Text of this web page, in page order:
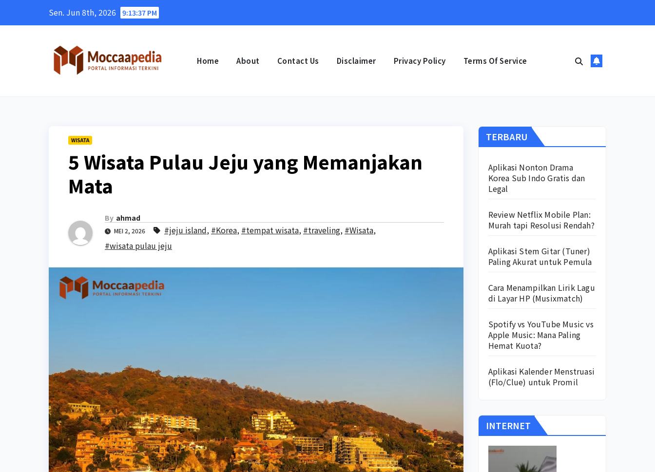
Sen. Jun 8th, 2026 9:13:38 PM
Home About Contact Us Disclaimer Privacy Policy Terms Of Service
WISATA
5 Wisata Pulau Jeju yang Memanjakan
Mata
By ahmad
MEI 2, 2026 #jeju island, #Korea, #tempat wisata, #traveling, #Wisata,
#wisata pulau jeju
TERBARU
Aplikasi Nonton Drama
Korea Sub Indo Gratis dan
Legal
Review Netflix Mobile Plan:
Murah tapi Resolusi Rendah?
Aplikasi Stem Gitar (Tuner)
Paling Akurat untuk Pemula
Cara Menampilkan Lirik Lagu
di Layar HP (Musixmatch)
Spotify vs YouTube Music vs
Apple Music: Mana Paling
Hemat Kuota?
Aplikasi Kalender Menstruasi
(Flo/Clue) untuk Promil
INTERNET